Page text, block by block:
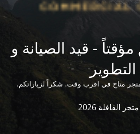
- قيد الصيانة و
التطوير
متاح في اقرب وقت. شكراً لزياراتكم.
القافلة 2026